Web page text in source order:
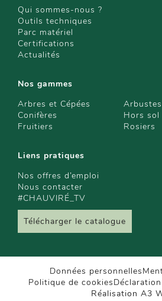
Qui sommes-nous ?
Outils techniques
Parc matériel
Certifications
Actualités
Nos gammes
Arbres et Cépées
Arbustes
Conifères
Hors sol
Fruitiers
Rosiers
Liens pratiques
Nos offres d’emploi
Nous contacter
#CHAUVIRÉ_TV
Télécharger le catalogue
Données personnelles
Politique de cookies
Réalisation A3